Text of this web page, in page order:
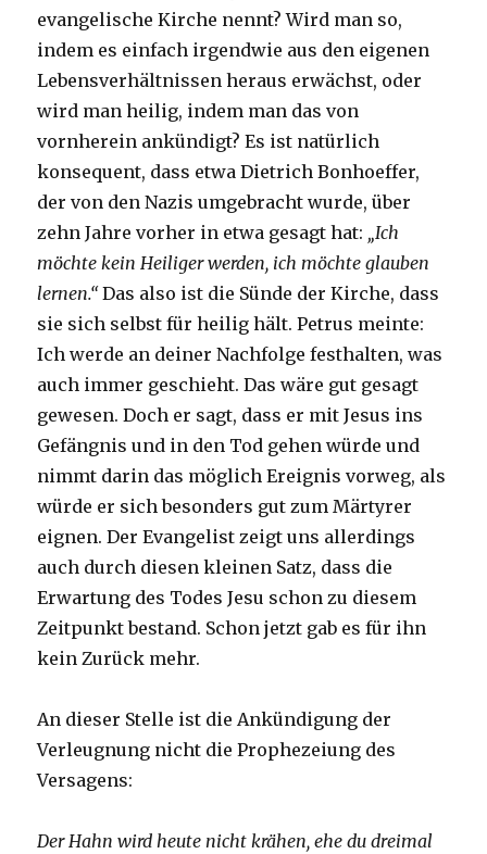
evangelische Kirche nennt? Wird man so,
indem es einfach irgendwie aus den eigenen
Lebensverhältnissen heraus erwächst, oder
wird man heilig, indem man das von
vornherein ankündigt? Es ist natürlich
konsequent, dass etwa Dietrich Bonhoeffer,
der von den Nazis umgebracht wurde, über
zehn Jahre vorher in etwa gesagt hat: „Ich
möchte kein Heiliger werden, ich möchte glauben
lernen.“Das also ist die Sünde der Kirche, dass
sie sich selbst für heilig hält. Petrus meinte:
Ich werde an deiner Nachfolge festhalten, was
auch immer geschieht. Das wäre gut gesagt
gewesen. Doch er sagt, dass er mit Jesus ins
Gefängnis und in den Tod gehen würde und
nimmt darin das möglich Ereignis vorweg, als
würde er sich besonders gut zum Märtyrer
eignen. Der Evangelist zeigt uns allerdings
auch durch diesen kleinen Satz, dass die
Erwartung des Todes Jesu schon zu diesem
Zeitpunkt bestand. Schon jetzt gab es für ihn
kein Zurück mehr.
An dieser Stelle ist die Ankündigung der
Verleugnung nicht die Prophezeiung des
Versagens:
Der Hahn wird heute nicht krähen, ehe du dreimal